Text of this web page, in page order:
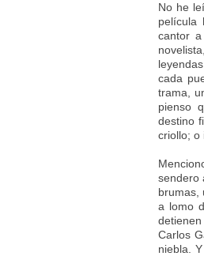
No he
película
cantor
cada
trama,
pienso
destino
criollo; o
sendero
brumas,
a lomo
Carlos
niebla.